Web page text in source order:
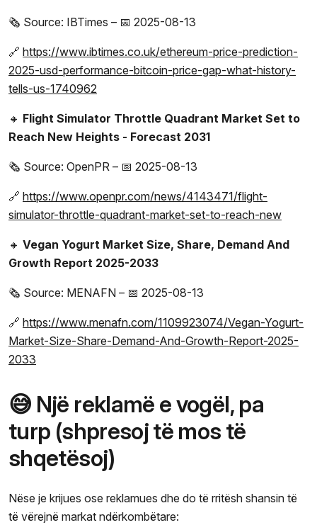
🗞️ Source: IBTimes – 📅 2025-08-13
🔗 https://www.ibtimes.co.uk/ethereum-price-prediction-
2025-usd-performance-bitcoin-price-gap-what-history-
tells-us-1740962
🔸 Flight Simulator Throttle Quadrant Market Set to
Reach New Heights - Forecast 2031
🗞️ Source: OpenPR – 📅 2025-08-13
🔗 https://www.openpr.com/news/4143471/flight-
simulator-throttle-quadrant-market-set-to-reach-new
🔸 Vegan Yogurt Market Size, Share, Demand And
Growth Report 2025-2033
🗞️ Source: MENAFN – 📅 2025-08-13
🔗 https://www.menafn.com/1109923074/Vegan-Yogurt-
Market-Size-Share-Demand-And-Growth-Report-2025-
2033
😅 Një reklamë e vogël, pa
turp (shpresoj të mos të
shqetësoj)
Nëse je krijues ose reklamues dhe do të rritësh shansin të
të vërejnë markat ndërkombëtare: